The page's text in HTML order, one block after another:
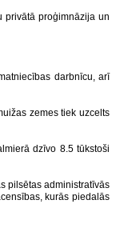
privātā proģimnāzija un
darbnīcu, arī
zemes tiek uzcelts
dzīvo 8.5 tūkstoši
pilsētas administratīvās
kurās piedalās